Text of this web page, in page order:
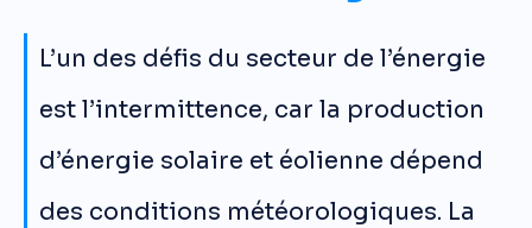
L’un des défis du secteur de l’énergie
est l’intermittence, car la production
d’énergie solaire et éolienne dépend
des conditions météorologiques. La